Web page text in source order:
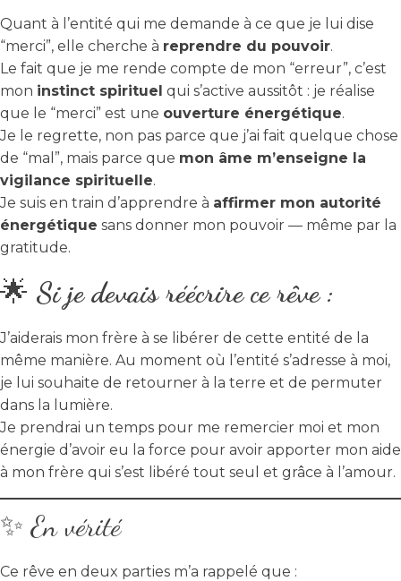
Quant à l’entité qui me demande à ce que je lui dise
“merci”, elle cherche à reprendre du pouvoir.
Le fait que je me rende compte de mon “erreur”, c’est
mon instinct spirituel qui s’active aussitôt : je réalise
que le “merci” est une ouverture énergétique.
Je le regrette, non pas parce que j’ai fait quelque chose
de “mal”, mais parce que mon âme m’enseigne la
vigilance spirituelle.
Je suis en train d’apprendre à affirmer mon autorité
énergétique sans donner mon pouvoir — même par la
gratitude.
🌟 Si je devais réécrire ce rêve :
J’aiderais mon frère à se libérer de cette entité de la
même manière. Au moment où l’entité s’adresse à moi,
je lui souhaite de retourner à la terre et de permuter
dans la lumière.
Je prendrai un temps pour me remercier moi et mon
énergie d’avoir eu la force pour avoir apporter mon aide
à mon frère qui s’est libéré tout seul et grâce à l’amour.
✨ En vérité
Ce rêve en deux parties m’a rappelé que :